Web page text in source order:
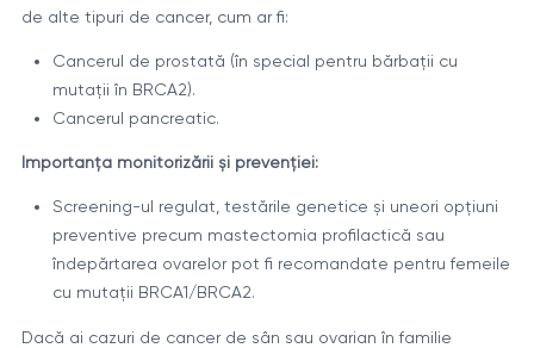
de alte tipuri de cancer, cum ar fi:
Cancerul de prostată (în special pentru bărbații cu
mutații în BRCA2).
Cancerul pancreatic.
Importanța monitorizării și prevenției:
Screening-ul regulat, testările genetice și uneori opțiuni
preventive precum mastectomia profilactică sau
îndepărtarea ovarelor pot fi recomandate pentru femeile
cu mutații BRCA1/BRCA2.
Dacă ai cazuri de cancer de sân sau ovarian în familie